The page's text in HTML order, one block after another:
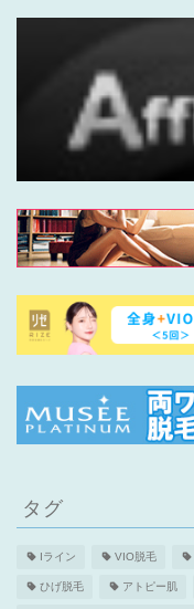
タグ
Iライン VIO脱毛
ひげ脱毛 アトピー肌